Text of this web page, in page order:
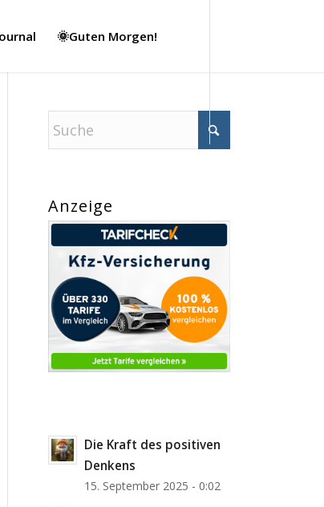
🌞Guten Morgen!
Anzeige
Die Kraft des positiven
Denkens
15. September 2025 - 0:02